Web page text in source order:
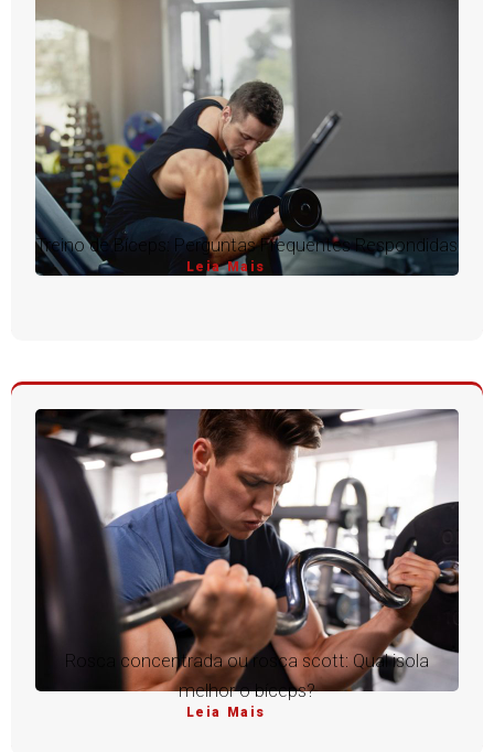
Treino de Bíceps: Perguntas Frequentes Respondidas
Leia Mais
Rosca concentrada ou rosca scott: Qual isola
melhor o bíceps?
Leia Mais